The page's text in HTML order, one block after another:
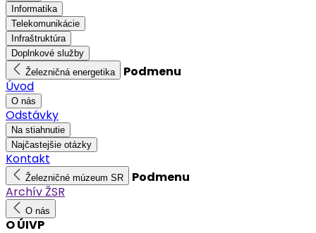
Informatika
Telekomunikácie
Infraštruktúra
Doplnkové služby
Železničná energetika
Podmenu
Úvod
O nás
Odstávky
Na stiahnutie
Najčastejšie otázky
Kontakt
Železničné múzeum SR
Podmenu
Archív ŽSR
O nás
O ÚIVP